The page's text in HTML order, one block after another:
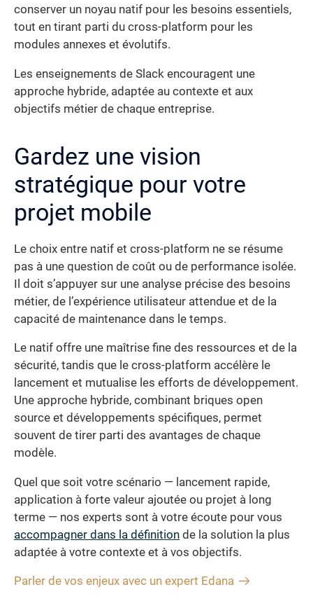
conserver un noyau natif pour les besoins essentiels,
tout en tirant parti du cross-platform pour les
modules annexes et évolutifs.
Les enseignements de Slack encouragent une
approche hybride, adaptée au contexte et aux
objectifs métier de chaque entreprise.
Gardez une vision
stratégique pour votre
projet mobile
Le choix entre natif et cross-platform ne se résume
pas à une question de coût ou de performance isolée.
Il doit s’appuyer sur une analyse précise des besoins
métier, de l’expérience utilisateur attendue et de la
capacité de maintenance dans le temps.
Le natif offre une maîtrise fine des ressources et de la
sécurité, tandis que le cross-platform accélère le
lancement et mutualise les efforts de développement.
Une approche hybride, combinant briques open
source et développements spécifiques, permet
souvent de tirer parti des avantages de chaque
modèle.
Quel que soit votre scénario — lancement rapide,
application à forte valeur ajoutée ou projet à long
terme — nos experts sont à votre écoute pour vous
accompagner dans la définition de la solution la plus
adaptée à votre contexte et à vos objectifs.
Parler de vos enjeux avec un expert Edana